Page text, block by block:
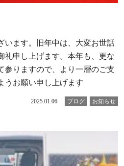
います。旧年中は、大変お世話
礼申し上げます。本年も、更な
参りますので、より一層のご支
うお願い申し上げます
2025.01.06 ブログ お知らせ